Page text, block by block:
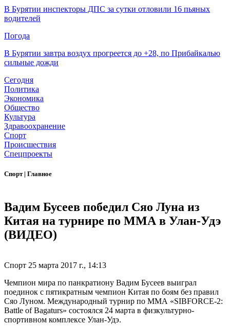
В Бурятии инспекторы ДПС за сутки отловили 16 пьяных
водителей
Погода
В Бурятии завтра воздух прогреется до +28, по Прибайкалью
сильные дожди
Сегодня
Политика
Экономика
Общество
Культура
Здравоохранение
Спорт
Происшествия
Спецпроекты
Спорт | Главное
Вадим Бусеев победил Сяо Луна из
Китая на турнире по ММА в Улан-Удэ
(ВИДЕО)
Спорт 25 марта 2017 г., 14:13
Чемпион мира по панкратиону Вадим Бусеев выиграл
поединок с пятикратным чемпион Китая по боям без правил
Сяо Луном. Международный турнир по ММА «SIBFORCE-2:
Battle of Bagaturs» состоялся 24 марта в физкультурно-
спортивном комплексе Улан-Удэ.